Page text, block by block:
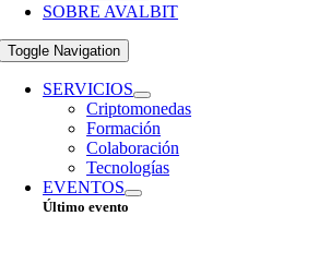
SOBRE AVALBIT
Toggle Navigation
SERVICIOS
Criptomonedas
Formación
Colaboración
Tecnologías
EVENTOS
Último evento